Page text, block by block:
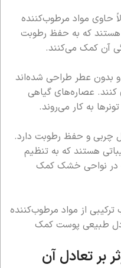
مواد مرطوب‌کننده
هستند که به حفظ رطوبت
آن کمک می‌کنند.
و بدون عطر طراحی شده‌اند
عصاره‌های گیاهی
به کار می‌روند.
چربی و حفظ رطوبت دارد.
هستند که به تنظیم
در نواحی خشک کمک
از مواد مرطوب‌کننده
طبیعی پوست کمک
بر تعادل آن